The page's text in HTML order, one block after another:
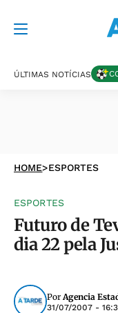
ÚLTIMAS NOTÍCIAS
HOME>ESPORTES
ESPORTES
Futuro de
dia 22 pela
PorAgencia
31/07/2007 -